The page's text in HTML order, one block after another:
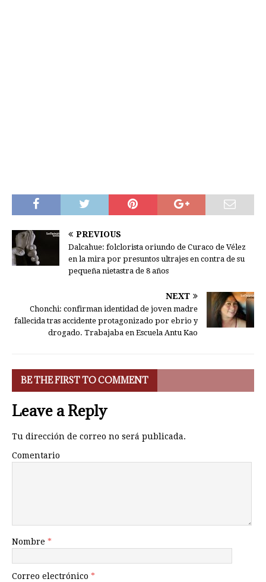
PREVIOUS
Dalcahue: folclorista oriundo de Curaco de Vélez
en la mira por presuntos ultrajes en contra de su
pequeña nietastra de 8 años
NEXT
Chonchi: confirman identidad de joven madre
fallecida tras accidente protagonizado por ebrio y
drogado. Trabajaba en Escuela Antu Kao
BE THE FIRST TO COMMENT
Leave a Reply
Tu dirección de correo no será publicada.
Comentario
Nombre *
Correo electrónico *